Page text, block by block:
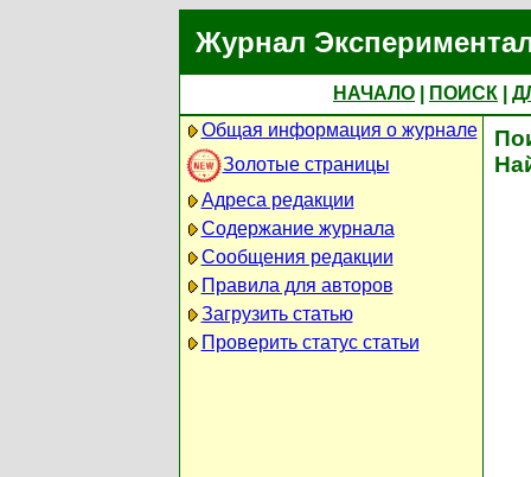
Журнал
НАЧАЛО ПОИСК
Общая информация о журнале
Золотые страницы
Адреса редакции
Содержание журнала
Сообщения редакции
Правила для авторов
Загрузить статью
Проверить статус статьи